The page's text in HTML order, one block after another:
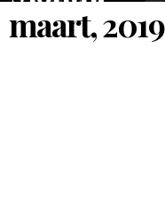
maart, 2019